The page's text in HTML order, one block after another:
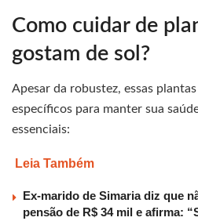
Como cuidar de
gostam de sol?
Apesar da robustez, essas
específicos para manter sua
essenciais:
Leia Também
Ex-marido de Simaria diz que
pensão de R$ 34 mil e afirma: